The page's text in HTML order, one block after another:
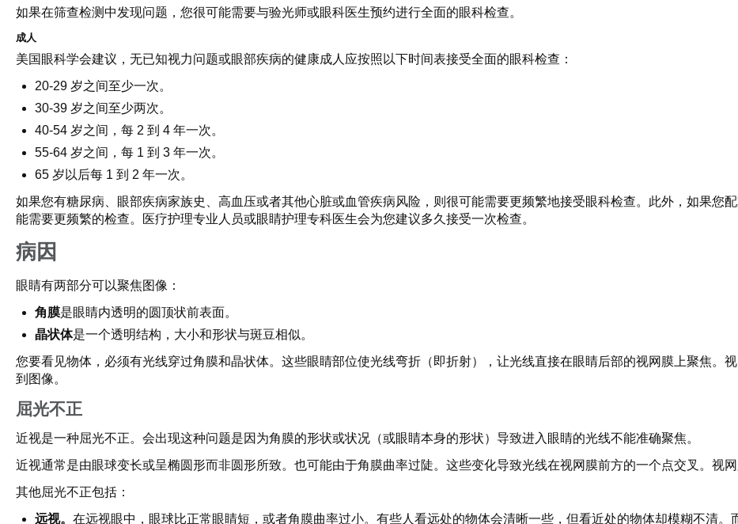
如果在筛查检测中发现问题，您很可能需要与验光师或眼科医生预约进行全面的眼科检查。
成人
美国眼科学会建议，无已知视力问题或眼部疾病的健康成人应按照以下时间表接受全面的眼科检查：
20-29 岁之间至少一次。
30-39 岁之间至少两次。
40-54 岁之间，每 2 到 4 年一次。
55-64 岁之间，每 1 到 3 年一次。
65 岁以后每 1 到 2 年一次。
如果您有糖尿病、眼部疾病家族史、高血压或者其他心脏或血管疾病风险，则很可能需要更频繁地接受眼科检查。此外，如果您
能需要更频繁的检查。医疗护理专业人员或眼睛护理专科医生会为您建议多久接受一次检查。
病因
眼睛有两部分可以聚焦图像：
角膜是眼睛内透明的圆顶状前表面。
晶状体是一个透明结构，大小和形状与斑豆相似。
您要看见物体，必须有光线穿过角膜和晶状体。这些眼睛部位使光线弯折（即折射），让光线直接在眼睛后部的视网膜上聚焦。
到图像。
屈光不正
近视是一种屈光不正。会出现这种问题是因为角膜的形状或状况（或眼睛本身的形状）导致进入眼睛的光线不能准确聚焦。
近视通常是由眼球变长或呈椭圆形而非圆形所致。也可能由于角膜曲率过陡。这些变化导致光线在视网膜前方的一个点交叉。视
其他屈光不正包括：
远视。 在远视眼中，眼球比正常眼睛短，或者角膜曲率过小。有些人看远处的物体会清晰一些，但看近处的物体却模糊不清